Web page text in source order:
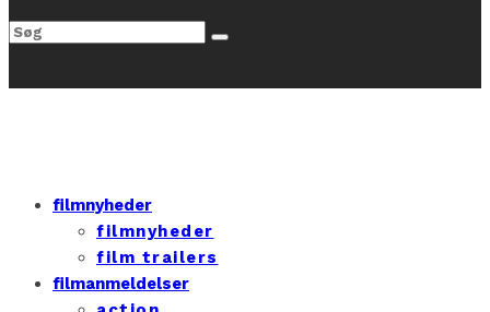
filmnyheder
filmnyheder
film trailers
filmanmeldelser